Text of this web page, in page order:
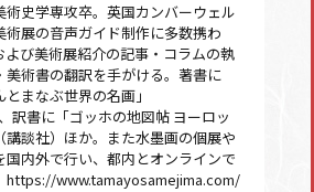
術史学専攻卒。英国カンバーウェル
術展の音声ガイド制作に多数携わ
よび美術展紹介の記事・コラムの執
美術書の翻訳を手がける。著書に
とまなぶ世界の名画」
、訳書に「ゴッホの地図帖 ヨーロッ
講談社）ほか。また水墨画の個展や
国内外で行い、都内とオンラインで
https://www.tamayosamejima.com/